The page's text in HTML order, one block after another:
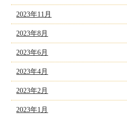
2023年11月
2023年8月
2023年6月
2023年4月
2023年2月
2023年1月